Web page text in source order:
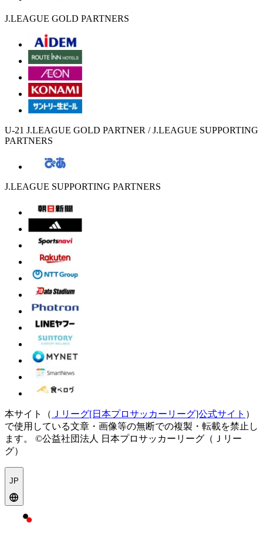
J.LEAGUE GOLD PARTNERS
U-21 J.LEAGUE GOLD PARTNER / J.LEAGUE SUPPORTING
PARTNERS
J.LEAGUE SUPPORTING PARTNERS
本サイト（ Ｊリーグ[日本プロサッカーリーグ]公式サイト ）
で使用している文章・画像等の無断での複製・転載を禁止し
ます。
©公益社団法人 日本プロサッカーリーグ（Ｊリー
グ）
JP